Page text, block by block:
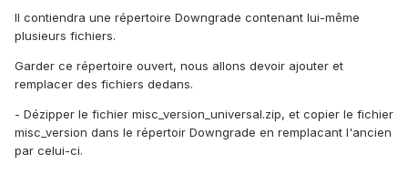
Il contiendra une répertoire Downgrade contenant lui-même
plusieurs fichiers.
Garder ce répertoire ouvert, nous allons devoir ajouter et
remplacer des fichiers dedans.
- Dézipper le fichier misc_version_universal.zip, et copier le fichier
misc_version dans le répertoir Downgrade en remplacant l'ancien
par celui-ci.